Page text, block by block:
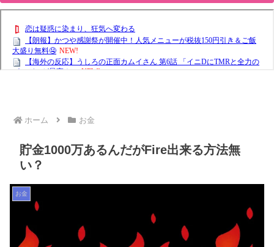
ホーム お金
貯金1000万あるんだがFire出来る方法無
い？
お金